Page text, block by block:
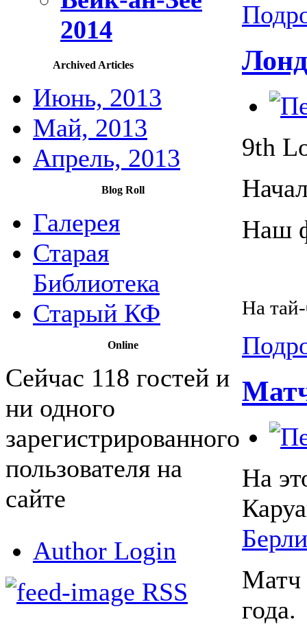
2014
Archived Articles
Июнь, 2013
Май, 2013
Апрель, 2013
Blog Roll
Галерея
Старая
Библиотека
Старый КФ
Online
Сейчас 118 гостей и
ни одного
зарегистрированного
пользователя на
сайте
Author Login
RSS
9th
Наш
На
На
Матч
года.